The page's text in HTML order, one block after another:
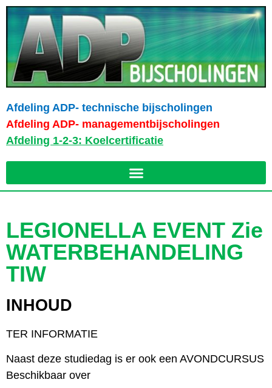
Afdeling ADP- technische bijscholingen
Afdeling ADP- managementbijscholingen
Afdeling 1-2-3: Koelcertificatie
LEGIONELLA EVENT Zie
WATERBEHANDELING
TIW
INHOUD
TER INFORMATIE
Naast deze studiedag is er ook een AVONDCURSUS
Beschikbaar over